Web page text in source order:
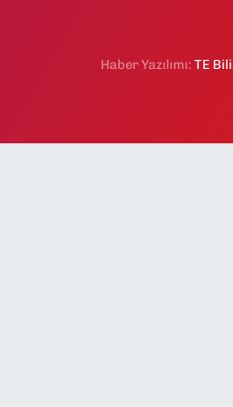
Haber Yazılımı:TE